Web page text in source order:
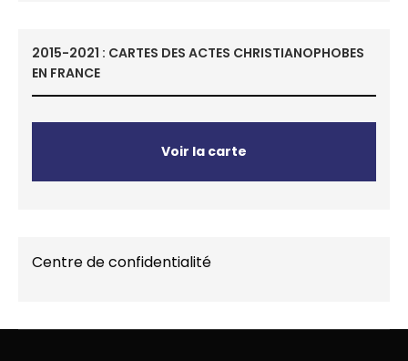
2015-2021 : CARTES DES ACTES CHRISTIANOPHOBES
EN FRANCE
Voir la carte
Centre de confidentialité